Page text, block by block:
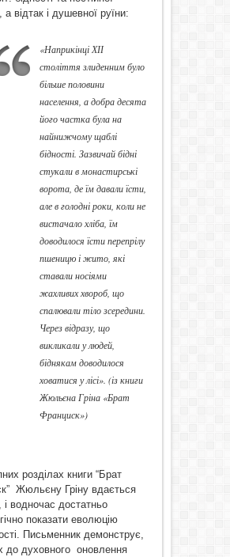
а відтак і душевної руїни:
«Наприкінці ХІІ
століття злиденним було
більше половини
населення, а добра десята
його частка була на
найнижчому щаблі
бідності. Зазвичай бідні
стукали в монастирські
ворота, де їм давали їсти,
але в голодні роки, коли не
вистачало хліба, їм
доводилося їсти перепрілу
пшеницю і жито, які
ставали носіями
жахливих хвороб, що
спалювали тіло зсередини.
Через відразу, що
викликали у людей,
біднякам доводилося
ховатися у лісі». (із книги
Жюльєна Гріна «Брат
Франциск»)
розділах книги “Брат
Жюльєну Гріну вдається
і водночас достатньо
показати еволюцію
Письменник демонструє,
до духовного оновлення